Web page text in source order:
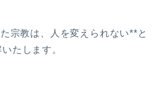
宗教は、人を変えられない**と
たします。